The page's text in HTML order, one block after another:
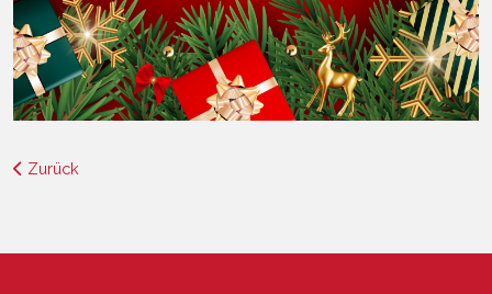
Zurück